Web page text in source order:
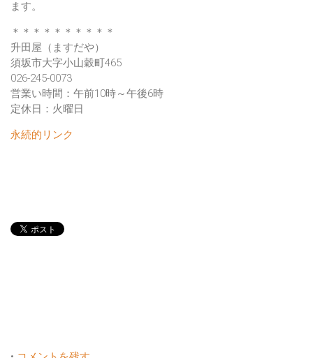
ます。
＊＊＊＊＊＊＊＊＊＊
升田屋（ますだや）
須坂市大字小山穀町465
026-245-0073
営業い時間：午前10時～午後6時
定休日：火曜日
永続的リンク